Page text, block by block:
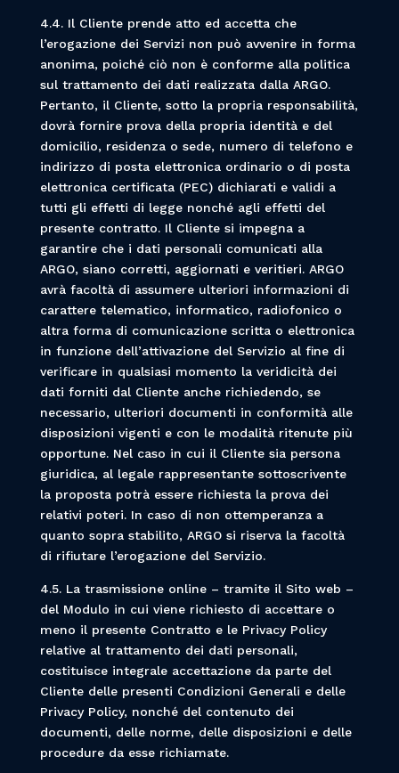
4.4. Il Cliente prende atto ed accetta che
l’erogazione dei Servizi non può avvenire in forma
anonima, poiché ciò non è conforme alla politica
sul trattamento dei dati realizzata dalla ARGO.
Pertanto, il Cliente, sotto la propria responsabilità,
dovrà fornire prova della propria identità e del
domicilio, residenza o sede, numero di telefono e
indirizzo di posta elettronica ordinario o di posta
elettronica certificata (PEC) dichiarati e validi a
tutti gli effetti di legge nonché agli effetti del
presente contratto. Il Cliente si impegna a
garantire che i dati personali comunicati alla
ARGO, siano corretti, aggiornati e veritieri. ARGO
avrà facoltà di assumere ulteriori informazioni di
carattere telematico, informatico, radiofonico o
altra forma di comunicazione scritta o elettronica
in funzione dell’attivazione del Servizio al fine di
verificare in qualsiasi momento la veridicità dei
dati forniti dal Cliente anche richiedendo, se
necessario, ulteriori documenti in conformità alle
disposizioni vigenti e con le modalità ritenute più
opportune. Nel caso in cui il Cliente sia persona
giuridica, al legale rappresentante sottoscrivente
la proposta potrà essere richiesta la prova dei
relativi poteri. In caso di non ottemperanza a
quanto sopra stabilito, ARGO si riserva la facoltà
di rifiutare l’erogazione del Servizio.
4.5. La trasmissione online – tramite il Sito web –
del Modulo in cui viene richiesto di accettare o
meno il presente Contratto e le Privacy Policy
relative al trattamento dei dati personali,
costituisce integrale accettazione da parte del
Cliente delle presenti Condizioni Generali e delle
Privacy Policy, nonché del contenuto dei
documenti, delle norme, delle disposizioni e delle
procedure da esse richiamate.